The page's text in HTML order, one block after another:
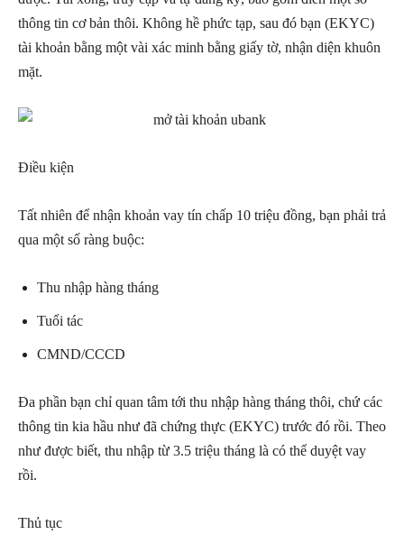
thông tin cơ bản thôi. Không hề phức tạp, sau đó bạn (EKYC)
tài khoản bằng một vài xác minh bằng giấy tờ, nhận diện khuôn
mặt.
Điều kiện
Tất nhiên để nhận khoản vay tín chấp 10 triệu đồng, bạn phải trả
qua một số ràng buộc:
Thu nhập hàng tháng
Tuổi tác
CMND/CCCD
Đa phần bạn chỉ quan tâm tới thu nhập hàng tháng thôi, chứ các
thông tin kia hầu như đã chứng thực (EKYC) trước đó rồi. Theo
như được biết, thu nhập từ 3.5 triệu tháng là có thể duyệt vay
rồi.
Thủ tục